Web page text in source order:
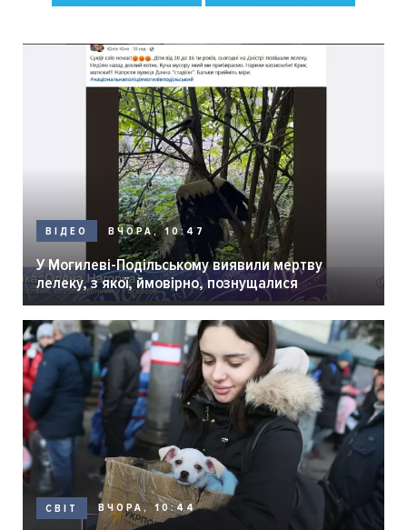
ВІДЕО ВЧОРА, 10:47
У Могилеві-Подільському виявили мертву
лелеку, з якої, ймовірно, познущалися
СВІТ ВЧОРА, 10:44